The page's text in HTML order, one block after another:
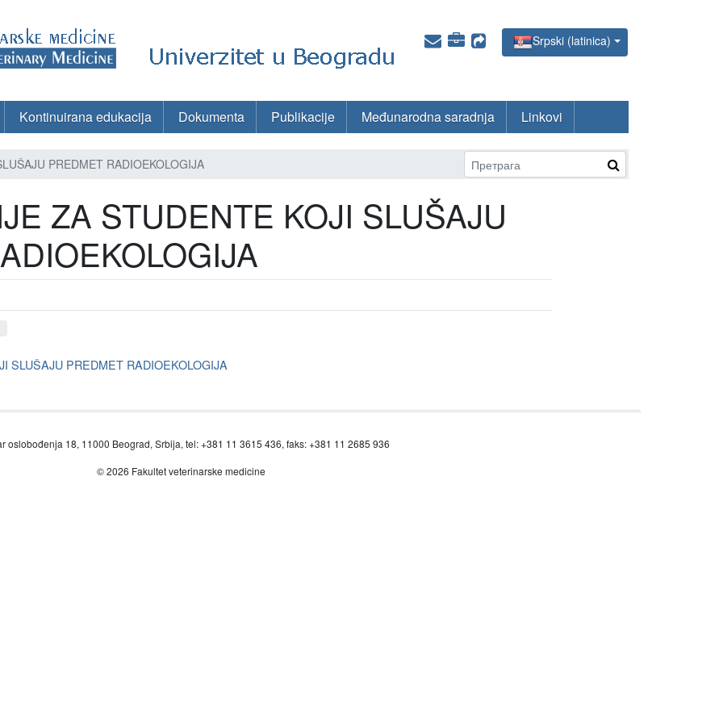
Srpski (latinica)
Kontinuirana edukacija Dokumenta Publikacije Međunarodna saradnja Linkovi
PREDMET RADIOEKOLOGIJA
ZA STUDENTE KOJI SLUŠAJU
SLUŠAJU PREDMET RADIOEKOLOGIJA
oslobođenja 18, 11000 Beograd, Srbija, tel: +381 11 3615 436, faks: +381 11 2685 936
© 2026 Fakultet veterinarske medicine